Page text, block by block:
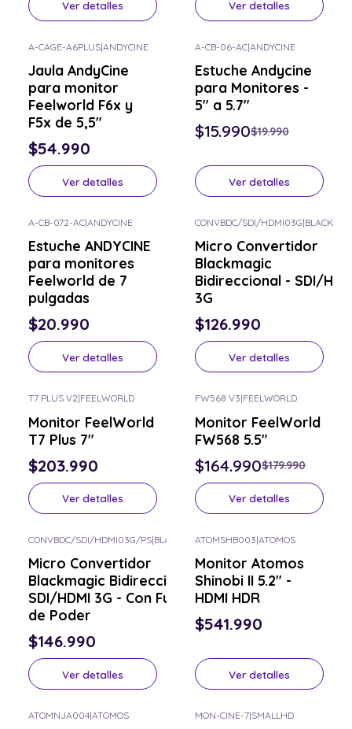
Ver detalles Ver detalles
A-CAGE-A6PLUS|ANDYCINE
Jaula AndyCine
para monitor
Feelworld F6x y
F5x de 5,5"
$54.990
Ver detalles
Consulta por el tuyo
A-CB-06-AC|ANDYCINE
Estuche Andycine
para Monitores -
5" a 5.7"
$15.990$19.990
Ver detalles
A-CB-072-AC|ANDYCINE
Estuche ANDYCINE
para monitores
Feelworld de 7
pulgadas
$20.990
Ver detalles
CONVBDC/SDI/HDMI03G|
Micro Convertidor
Blackmagic
Bidireccional - SDI/
3G
$126.990
Ver detalles
T7 PLUS V2|FEELWORLD
Monitor FeelWorld
T7 Plus 7"
$203.990
Ver detalles
Consulta por el tuyo
FW568 V3|FEELWORLD
Monitor FeelWorld
FW568 5.5"
$164.990$179.990
Ver detalles
CONVBDC/SDI/HDMI03G/PS|BLACKMAGIC
Micro Convertidor
Blackmagic Bidireccional
SDI/HDMI 3G - Con Fuente
de Poder
$146.990
Ver detalles
ATOMSHB003|ATOMOS
Monitor Atomos
Shinobi II 5.2" -
HDMI HDR
$541.990
Ver detalles
ATOMNJA004|ATOMOS MON-CINE-7|SMALLHD